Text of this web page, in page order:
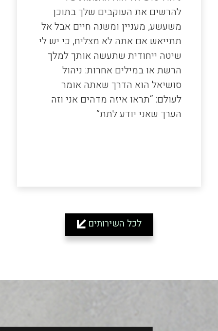
להרשים את העוקבים שלך בתוכן
משעשע, מעניין ומשנה חיים אבל אל
תתייאש אם אתה לא מצליח, כי יש לי
שיטה ייחודית שתעשה אותך למלך
הרשת או במילים אחרות: ניהול
סושיאל הוא הדרך שאתה אומר
לעולם: “תראו איזה מדהים אני וזה
הערך שאני יודע לתת”
לכל השירותים